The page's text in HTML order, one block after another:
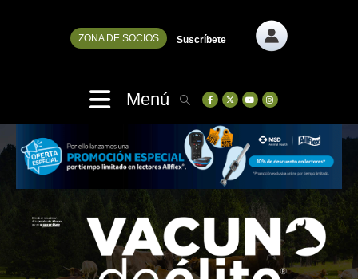
ZONA DE SOCIOS Suscríbete
Menú